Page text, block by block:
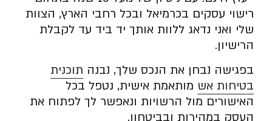
רישוי עסקים בכרמיאל ובכל רחבי הארץ, הצוות
שלי ואני נדאג ללוות אותך יד ביד עד לקבלת
הרישיון.
בפגישה נבחן את הנכס שלך, נבנה תוכנית
בטיחות אש מותאמת אישית, נטפל בכל
האישורים מול הרשויות ונאפשר לך לפתוח את
העסק במהירות ובביטחון.